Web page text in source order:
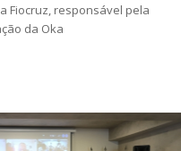
Fiocruz, responsável pela
da Oka